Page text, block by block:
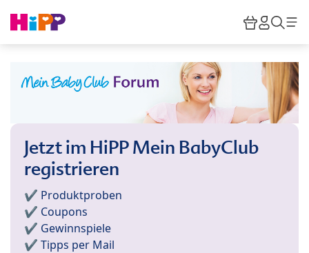
HiPP
Jetzt im HiPP Mein BabyClub
registrieren
✔️ Produktproben
✔️ Coupons
✔️ Gewinnspiele
✔️ Tipps per Mail